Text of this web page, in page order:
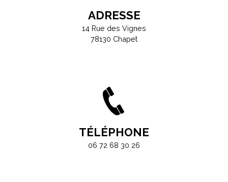
ADRESSE
14 Rue des Vignes
78130 Chapet
TÉLÉPHONE
06 72 68 30 26